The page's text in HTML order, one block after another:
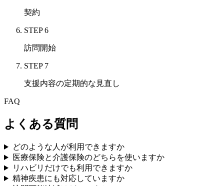
契約
STEP6
訪問開始
STEP 7
支援内容の定期的な見直し
FAQ
よくある質問
どのような人が利用できますか
医療保険と介護保険のどちらを使いますか
リハビリだけでも利用できますか
精神疾患にも対応していますか